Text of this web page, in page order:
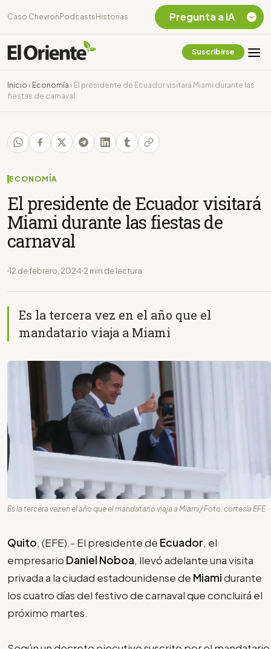
Caso Chevron Podcasts Historias
Suscribirse
Inicio › Economía › El presidente de Ecuador visitará Miami durante las
fiestas de carnaval
ECONOMÍA
El presidente de Ecuador visitará
Miami durante las fiestas de
carnaval
12 de febrero, 2024 2 min de lectura
Es la tercera vez en el año que el
mandatario viaja a Miami
Es la tercera vez en el año que el mandatario viaja a Miami/ Foto: cortesía EFE
Quito, (EFE).- El presidente de Ecuador, el
empresario Daniel Noboa, llevó adelante una visita
privada a la ciudad estadounidense de Miamidurante
los cuatro días del festivo de carnaval que concluirá el
próximo martes.
Pregunta a IA
Chevron Ecuador